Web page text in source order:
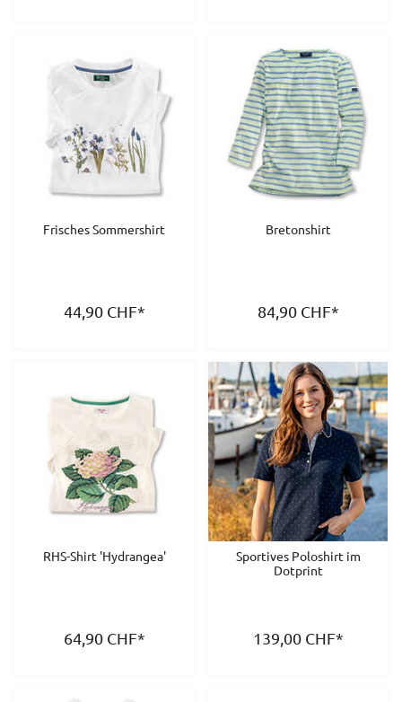
Frisches Sommershirt
44,90CHF*
Bretonshirt
84,90CHF*
RHS-Shirt 'Hydrangea'
64,90CHF*
Sportives Poloshirt im
Dotprint
139,00CHF*